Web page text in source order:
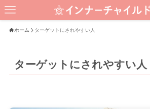
ホーム ターゲットにされやすい人
ターゲットにされやすい人